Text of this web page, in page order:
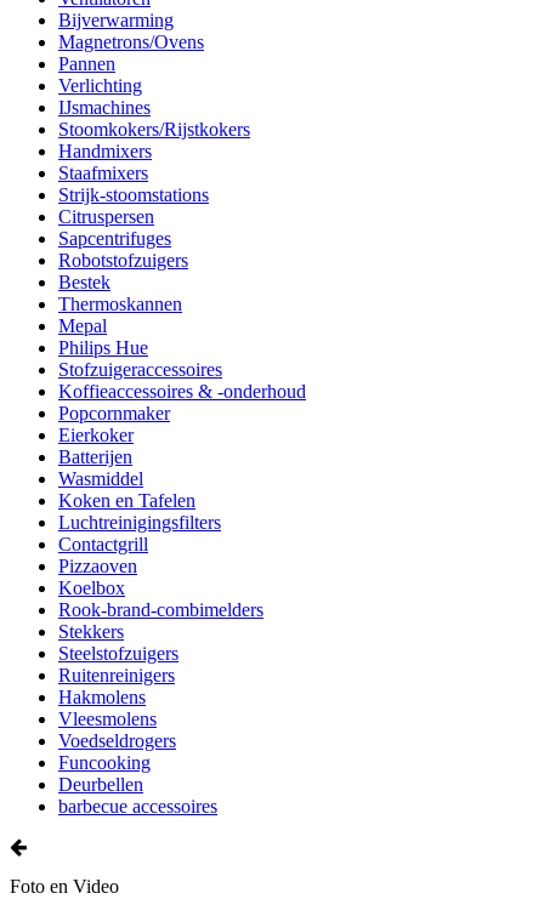
Bijverwarming
Magnetrons/Ovens
Pannen
Verlichting
IJsmachines
Stoomkokers/Rijstkokers
Handmixers
Staafmixers
Strijk-stoomstations
Citruspersen
Sapcentrifuges
Robotstofzuigers
Bestek
Thermoskannen
Mepal
Philips Hue
Stofzuigeraccessoires
Koffieaccessoires & -onderhoud
Popcornmaker
Eierkoker
Batterijen
Wasmiddel
Koken en Tafelen
Luchtreinigingsfilters
Contactgrill
Pizzaoven
Koelbox
Rook-brand-combimelders
Stekkers
Steelstofzuigers
Ruitenreinigers
Hakmolens
Vleesmolens
Voedseldrogers
Funcooking
Deurbellen
barbecue accessoires
Foto en Video